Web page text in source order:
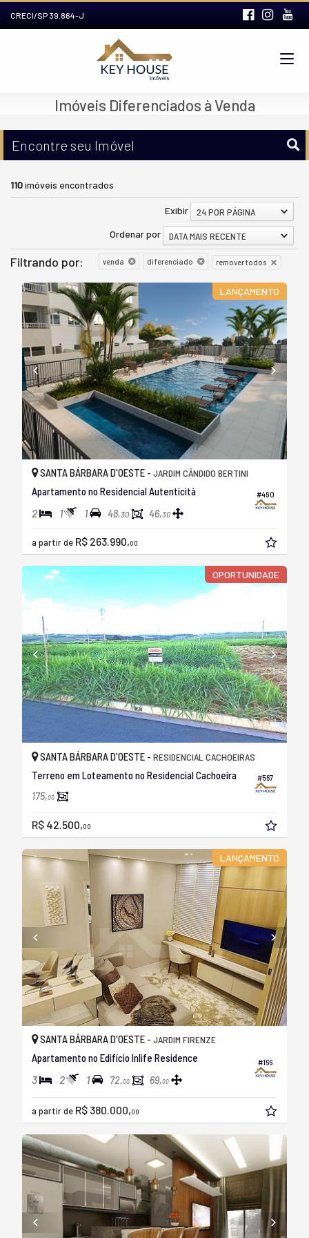
CRECI/SP 39.864-J
Imóveis Diferenciados à Venda
Encontre seu Imóvel
110imóveis encontrados
Exibir
24 POR PÁGINA
Ordenar por
DATA MAIS RECENTE
Filtrando por: venda diferenciado remover todos
LANÇAMENTO
#490
SANTA BÁRBARA D'OESTE - JARDIM CÂNDIDO BERTINI
Apartamento no Residencial Autenticità
2 1 1 48,30 46,30
a partir de R$ 263.990,00
OPORTUNIDADE
#567
SANTA BÁRBARA D'OESTE - RESIDENCIAL CACHOEIRAS
Terreno em Loteamento no Residencial Cachoeira
175,00
R$ 42.500,00
LANÇAMENTO
#166
SANTA BÁRBARA D'OESTE - JARDIM FIRENZE
Apartamento no Edifício Inlife Residence
3 2 1 72,00 69,00
a partir de R$ 380.000,00